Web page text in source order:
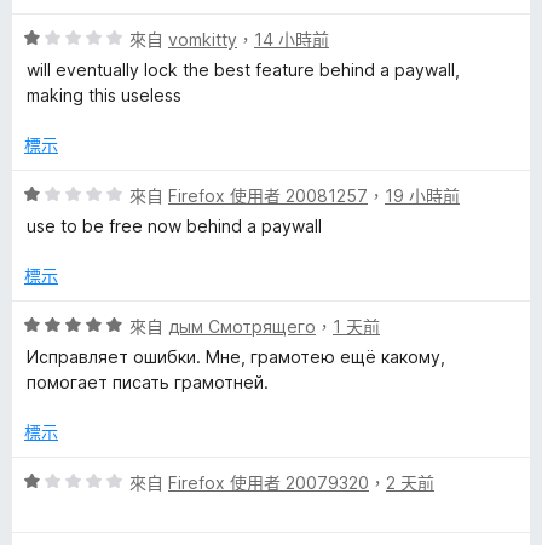
l
C
h
e
k
r
5
評
價
1
，
分
來自 vomkitty ， 14 小時前
will eventually lock the best feature behind a paywall,
making this useless
標示
評
價
分
滿
分
來自 Firefox 使用者 20081257 ， 19 小時前
use to be free now behind a paywall
標示
評
價
5
，
分
來自 дым Смотрящего ， 1 天前
Исправляет ошибки. Мне, грамотею ещё какому,
помогает писать грамотней.
標示
評
來自 Firefox 使用者 20079320 ， 2 天前